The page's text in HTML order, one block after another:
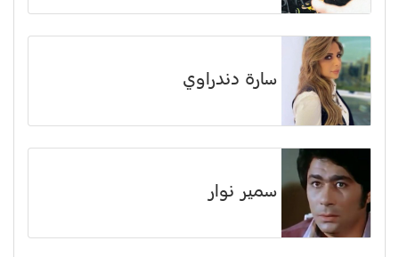
سارة دندراوي
سمير نوار